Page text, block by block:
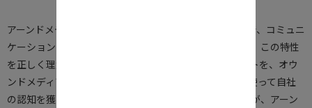
アーンドメディアに含まれるSNSは、一般ユーザーの間で、コミュニ
ケーションツールとしての意味合いが大変強いのですが、この特性
を正しく理解していない企業では、自社のSNSアカウントを、オウ
ンドメディアのように使ってしまいがち。それもSNSを使って自社
の認知を獲得していく手段といえないことはありませんが、アーン